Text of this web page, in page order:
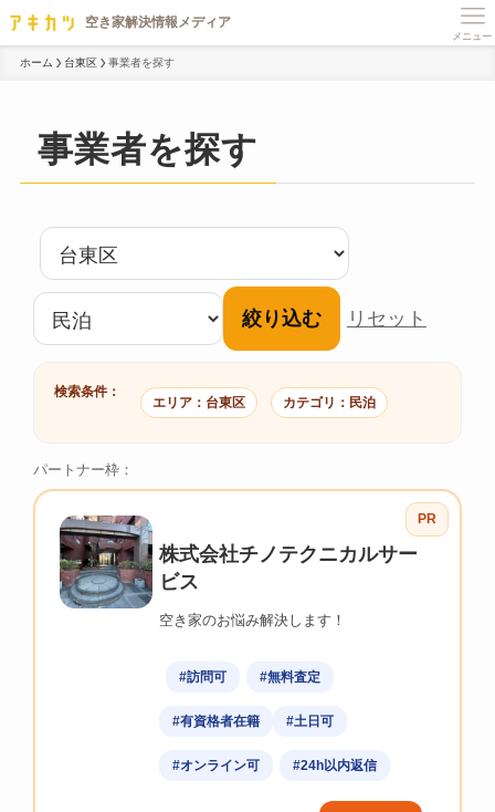
メニュー
ホーム 台東区 事業者を探す
事業者を探す
絞り込む リセット
検索条件：
エリア：台東区 カテゴリ：民泊
パートナー枠：
PR
株式会社チノテクニカルサー
ビス
空き家のお悩み解決します！
#訪問可 #無料査定
#有資格者在籍 #土日可
#オンライン可 #24h以内返信